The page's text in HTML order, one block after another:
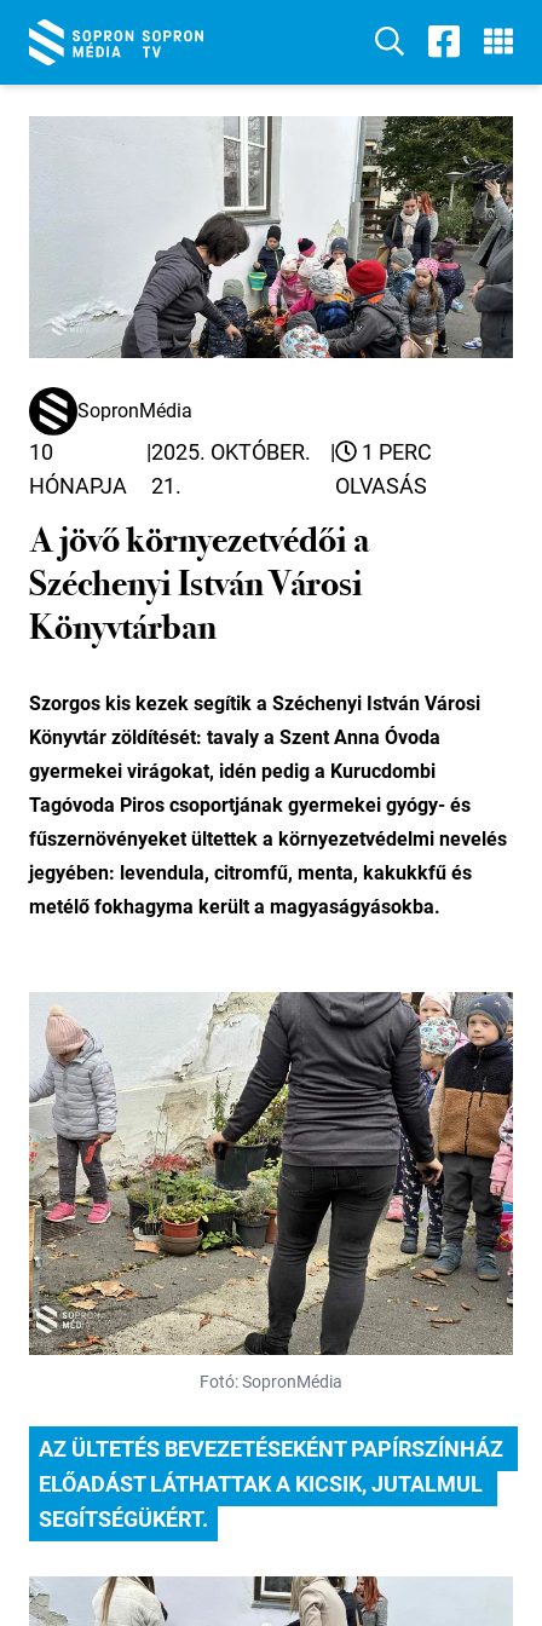
SopronMédia
10
HÓNAPJA
|2025. OKTÓBER.
21.
|
1 PERC
OLVASÁS
A jövő környezetvédői a
Széchenyi István Városi
Könyvtárban
Szorgos kis kezek segítik a Széchenyi István Városi
Könyvtár zöldítését: tavaly a Szent Anna Óvoda
gyermekei virágokat, idén pedig a Kurucdombi
Tagóvoda Piros csoportjának gyermekei gyógy- és
fűszernövényeket ültettek a környezetvédelmi nevelés
jegyében: levendula, citromfű, menta, kakukkfű és
metélő fokhagyma került a magyaságyásokba.
Fotó: SopronMédia
AZ ÜLTETÉS BEVEZETÉSEKÉNT PAPÍRSZÍNHÁZ
ELŐADÁST LÁTHATTAK A KICSIK, JUTALMUL
SEGÍTSÉGÜKÉRT.